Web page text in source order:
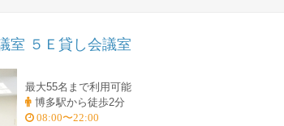
室 ５Ｅ貸し会議室
最大55名まで利用可能
博多駅から徒歩2分
08:00〜22:00